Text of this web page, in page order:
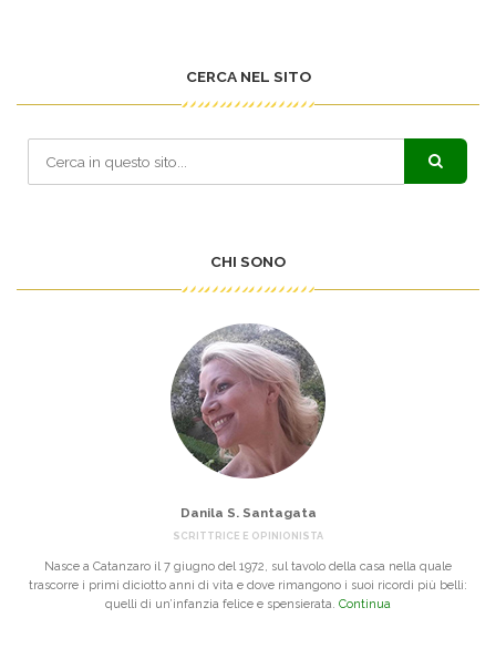
CERCA NEL SITO
CHI SONO
Danila S. Santagata
SCRITTRICE E OPINIONISTA
Nasce a Catanzaro il 7 giugno del 1972, sul tavolo della casa nella quale
trascorre i primi diciotto anni di vita e dove rimangono i suoi ricordi più belli:
quelli di un’infanzia felice e spensierata. Continua